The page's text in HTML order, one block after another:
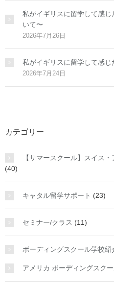
私がイギリスに留学して感
いて〜
2026年7月26日
私がイギリスに留学して感
2026年7月24日
カテゴリー
【サマースクール】スイス
(40)
キャタル留学サポート (23)
セミナー/クラス (11)
ボーディングスクール学校紹
アメリカ ボーディングスク